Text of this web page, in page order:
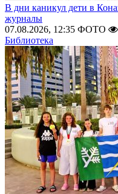
В дни каникул дети в
журналы
07.08.2026, 12:35 ФОТО
Библиотека